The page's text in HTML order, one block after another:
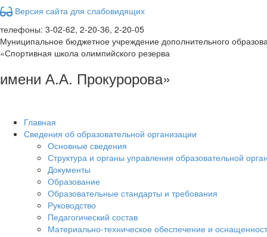
Версия сайта для слабовидящих
телефоны: 3-02-62, 2-20-36, 2-20-05
Муниципальное бюджетное учреждение дополнительного
«Спортивная школа олимпийского резерва
имени А.А. Прокуророва»
Главная
Сведения об образовательной организации
Основные сведения
Структура и органы управления образовательной
Документы
Образование
Образовательные стандарты и требования
Руководство
Педагогический состав
Материально-техническое обеспечение и